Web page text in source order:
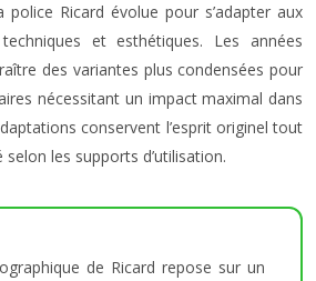
Ricard évolue pour s’adapter aux
et esthétiques. Les années
des variantes plus condensées pour
nécessitant un impact maximal dans
conservent l’esprit originel tout
les supports d’utilisation.
de Ricard repose sur un